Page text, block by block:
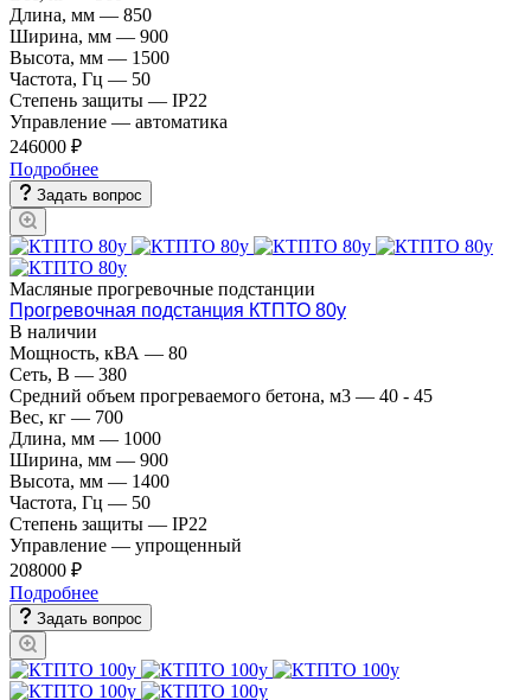
Длина, мм — 850
Ширина, мм — 900
Высота, мм — 1500
Частота, Гц — 50
Степень защиты — IP22
Управление — автоматика
246000 ₽
Подробнее
Задать вопрос
Масляные прогревочные подстанции
Прогревочная подстанция КТПТО 80у
В наличии
Мощность, кВА — 80
Сеть, В — 380
Средний объем прогреваемого бетона, м3 — 40 - 45
Вес, кг — 700
Длина, мм — 1000
Ширина, мм — 900
Высота, мм — 1400
Частота, Гц — 50
Степень защиты — IP22
Управление — упрощенный
208000 ₽
Подробнее
Задать вопрос